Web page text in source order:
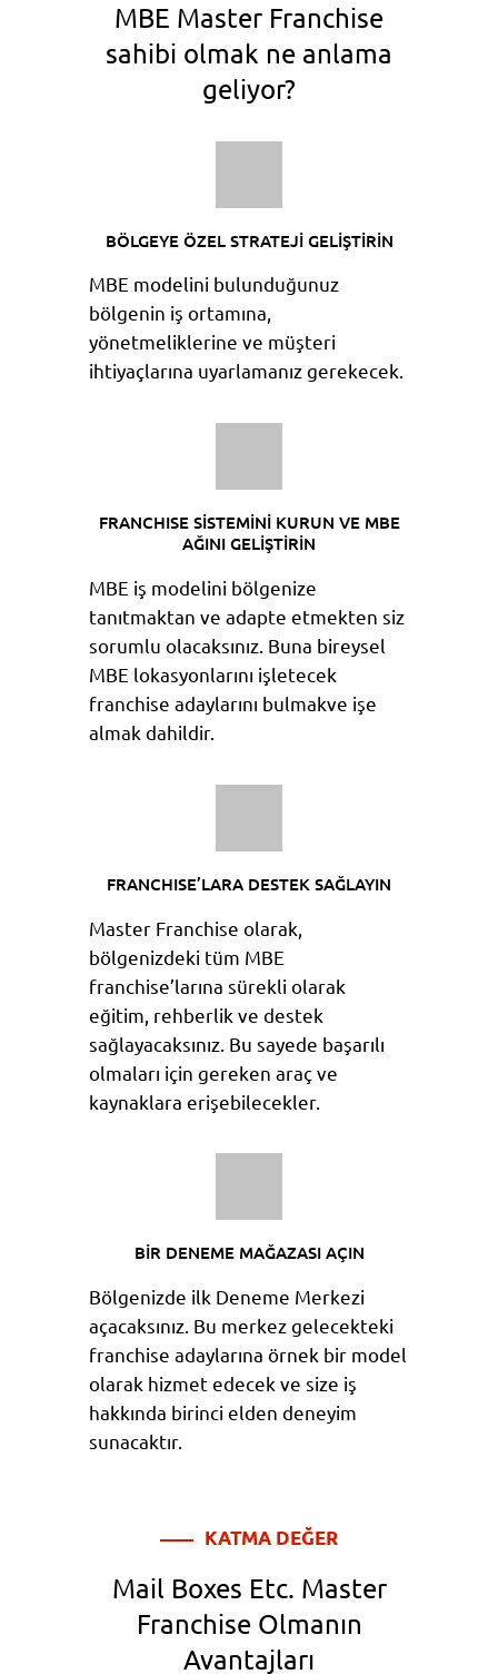
MBE Master Franchise
sahibi olmak ne anlama
geliyor?
BÖLGEYE ÖZEL STRATEJİ GELİŞTİRİN
MBE modelini bulunduğunuz
bölgenin iş ortamına,
yönetmeliklerine ve müşteri
ihtiyaçlarına uyarlamanız gerekecek.
FRANCHISE SİSTEMİNİ KURUN VE MBE
AĞINI GELİŞTİRİN
MBE iş modelini bölgenize
tanıtmaktan ve adapte etmekten siz
sorumlu olacaksınız. Buna bireysel
MBE lokasyonlarını işletecek
franchise adaylarını bulmakve işe
almak dahildir.
FRANCHISE’LARA DESTEK SAĞLAYIN
Master Franchise olarak,
bölgenizdeki tüm MBE
franchise’larına sürekli olarak
eğitim, rehberlik ve destek
sağlayacaksınız. Bu sayede başarılı
olmaları için gereken araç ve
kaynaklara erişebilecekler.
BİR DENEME MAĞAZASI AÇIN
Bölgenizde ilk Deneme Merkezi
açacaksınız. Bu merkez gelecekteki
franchise adaylarına örnek bir model
olarak hizmet edecek ve size iş
hakkında birinci elden deneyim
sunacaktır.
KATMA DEĞER
Mail Boxes Etc. Master
Franchise Olmanın
Avantajları